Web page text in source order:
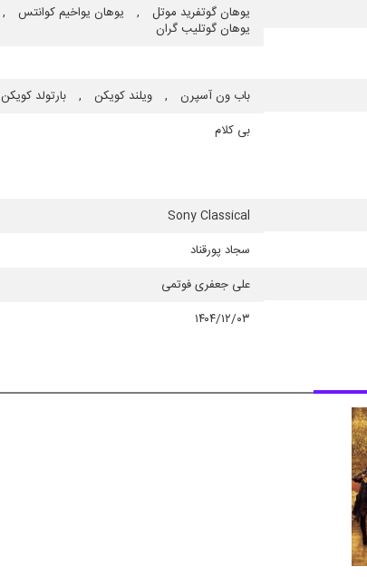
یوهان گوتفرید موتل , یوهان یواخیم كوانتس ,
یوهان گوتلیب گران
باب ون آسپرن , ویلند كویكن , بارتولد كویكن
بی کلام
Sony Classical
سجاد پورقناد
علی جعفری فوتمی
۱۴۰۴/۱۲/۰۳